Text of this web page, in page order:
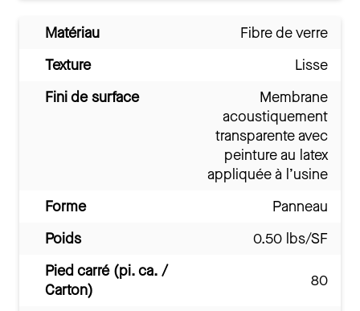
Matériau
Fibre de verre
Texture
Lisse
Fini de surface
Membrane
acoustiquement
transparente avec
peinture au latex
appliquée à l’usine
Forme
Panneau
Poids
0.50 lbs/SF
Pied carré (pi. ca. /
Carton)
80